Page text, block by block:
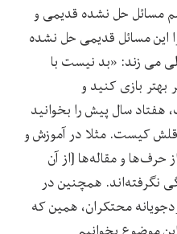
مسائل حل نشده قدیمی و
این مسائل قدیمی حل نشده
می زند: «بد نیست با
بهتر بازی کنید و
هفتاد سال پیش را بخوانید
کیست. مثلا در آموزش و
حرف‌ها و مقاله‌ها [از آن
نگرفته‌اند. همچنین در
محتکران، همین ‌که